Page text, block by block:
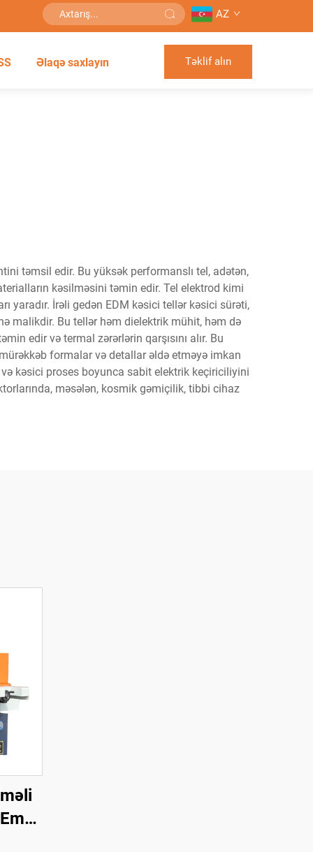
AZ
Əlaqə saxlayın Təklif alın
təmsil edir. Bu yüksək performanslı tel, adətən,
kəsilməsini təmin edir. Tel elektrod kimi
yaradır. İrəli gedən EDM kəsici tellər kəsici sürəti,
malikdir. Bu tellər həm dielektrik mühit, həm də
edir və termal zərərlərin qarşısını alır. Bu
formalar və detallar əldə etməyə imkan
kəsici proses boyunca sabit elektrik keçiriciliyini
məsələn, kosmik gəmiçilik, tibbi cihaz